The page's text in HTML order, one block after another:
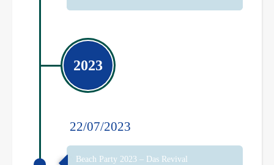
2023
22/07/2023
Beach Party 2023 – Das Revival